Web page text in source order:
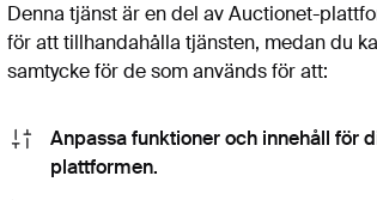
43 USD 173
Denna tjänst är en del av Auctionet-
för att tillhandahålla tjänsten, medan du
samtycke för de som används för att:
Anpassa funktioner och innehåll för
plattformen.